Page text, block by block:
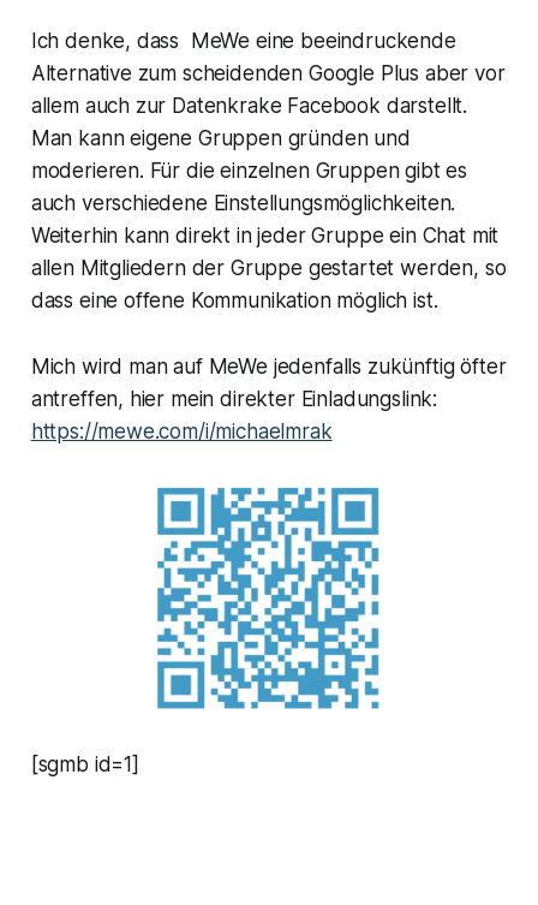
Ich denke, dass MeWe eine beeindruckende
Alternative zum scheidenden Google Plus aber vor
allem auch zur Datenkrake Facebook darstellt.
Man kann eigene Gruppen gründen und
moderieren. Für die einzelnen Gruppen gibt es
auch verschiedene Einstellungsmöglichkeiten.
Weiterhin kann direkt in jeder Gruppe ein Chat mit
allen Mitgliedern der Gruppe gestartet werden, so
dass eine offene Kommunikation möglich ist.
Mich wird man auf MeWe jedenfalls zukünftig öfter
antreffen, hier mein direkter Einladungslink:
https://mewe.com/i/michaelmrak
[sgmb id=1]